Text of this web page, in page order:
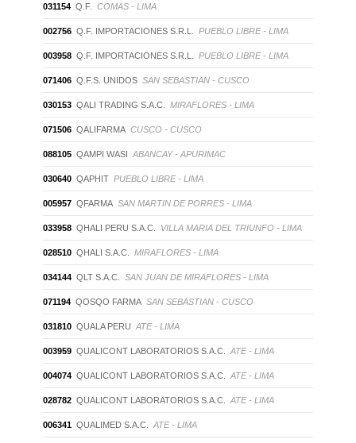
031154 Q.F. COMAS - LIMA
002756 Q.F. IMPORTACIONES S.R.L. PUEBLO LIBRE - LIMA
003958 Q.F. IMPORTACIONES S.R.L. PUEBLO LIBRE - LIMA
071406 Q.F.S. UNIDOS SAN SEBASTIAN - CUSCO
030153 QALI TRADING S.A.C. MIRAFLORES - LIMA
071506 QALIFARMA CUSCO - CUSCO
088105 QAMPI WASI ABANCAY - APURIMAC
030640 QAPHIT PUEBLO LIBRE - LIMA
005957 QFARMA SAN MARTIN DE PORRES - LIMA
033958 QHALI PERU S.A.C. VILLA MARIA DEL TRIUNFO - LIMA
028510 QHALI S.A.C. MIRAFLORES - LIMA
034144 QLT S.A.C. SAN JUAN DE MIRAFLORES - LIMA
071194 QOSQO FARMA SAN SEBASTIAN - CUSCO
031810 QUALA PERU ATE - LIMA
003959 QUALICONT LABORATORIOS S.A.C. ATE - LIMA
004074 QUALICONT LABORATORIOS S.A.C. ATE - LIMA
028782 QUALICONT LABORATORIOS S.A.C. ATE - LIMA
006341 QUALIMED S.A.C. ATE - LIMA